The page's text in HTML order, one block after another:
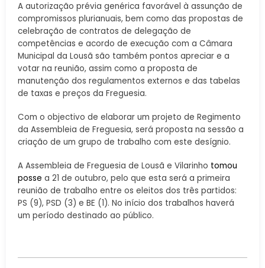
A autorização prévia genérica favorável à assunção de
compromissos plurianuais, bem como das propostas de
celebração de contratos de delegação de
competências e acordo de execução com a Câmara
Municipal da Lousã são também pontos apreciar e a
votar na reunião, assim como a proposta de
manutenção dos regulamentos externos e das tabelas
de taxas e preços da Freguesia.
Com o objectivo de elaborar um projeto de Regimento
da Assembleia de Freguesia, será proposta na sessão a
criação de um grupo de trabalho com este desígnio.
A Assembleia de Freguesia de Lousã e Vilarinho tomou
posse a 21 de outubro, pelo que esta será a primeira
reunião de trabalho entre os eleitos dos três partidos:
PS (9), PSD (3) e BE (1). No início dos trabalhos haverá
um período destinado ao público.